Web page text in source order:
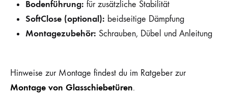
Bodenführung: für zusätzliche Stabilität
SoftClose (optional): beidseitige Dämpfung
Montagezubehör: Schrauben, Dübel und Anleitung
Hinweise zur Montage findest du im Ratgeber zur
Montage von Glasschiebetüren.